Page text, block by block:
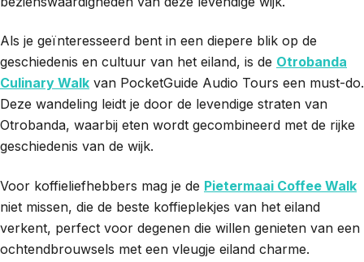
Als je geïnteresseerd bent in een diepere blik op de
geschiedenis en cultuur van het eiland, is de Otrobanda
Culinary Walk van PocketGuide Audio Tours een must-do.
Deze wandeling leidt je door de levendige straten van
Otrobanda, waarbij eten wordt gecombineerd met de rijke
geschiedenis van de wijk.
Voor koffieliefhebbers mag je de Pietermaai Coffee Walk
niet missen, die de beste koffieplekjes van het eiland
verkent, perfect voor degenen die willen genieten van een
ochtendbrouwsels met een vleugje eiland charme.